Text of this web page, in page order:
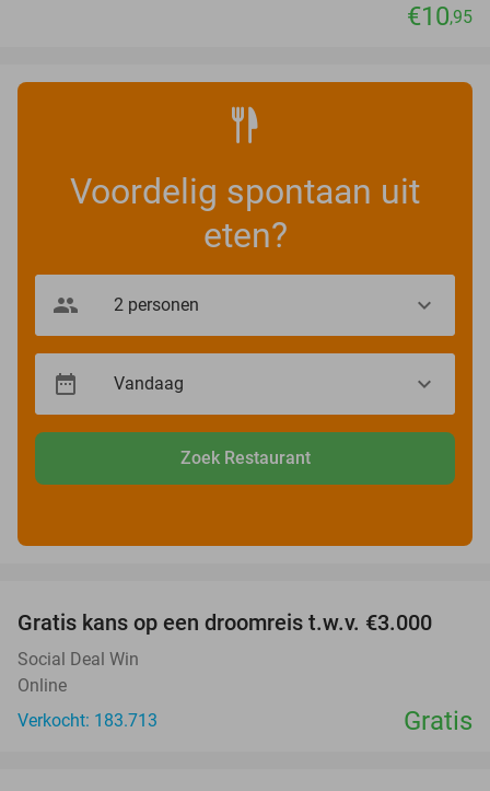
€10,95
Voordelig spontaan uit
eten?
Zoek Restaurant
Gratis kans op een droomreis t.w.v. €3.000
Social Deal Win
Online
Verkocht: 183.713
Gratis